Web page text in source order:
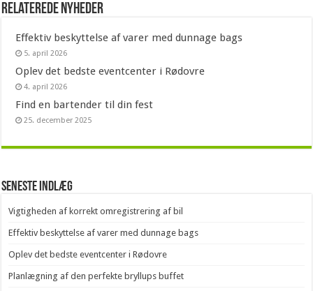
Relaterede nyheder
Effektiv beskyttelse af varer med dunnage bags
5. april 2026
Oplev det bedste eventcenter i Rødovre
4. april 2026
Find en bartender til din fest
25. december 2025
Seneste indlæg
Vigtigheden af korrekt omregistrering af bil
Effektiv beskyttelse af varer med dunnage bags
Oplev det bedste eventcenter i Rødovre
Planlægning af den perfekte bryllups buffet